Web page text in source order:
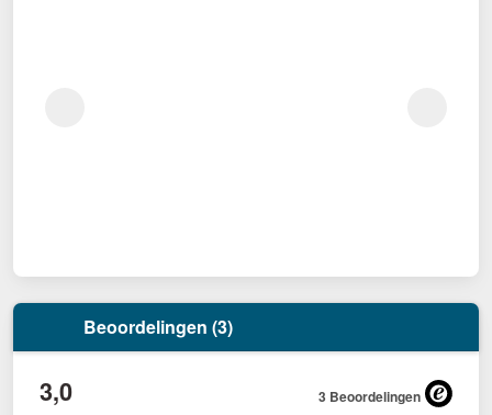
Beoordelingen (3)
3,0 3 Beoordelingen